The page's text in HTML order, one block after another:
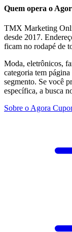
Quem opera o
TMX Marketing
desde 2017.
ficam no rodapé de
Moda, eletrônicos,
categoria tem
segmento. Se você
específica, a busca
Sobre o Agora